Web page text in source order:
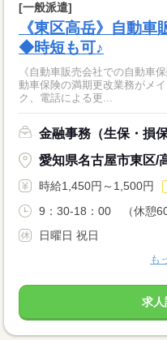
[一般派遣]
《東区高岳》自動
◆時短も可♪
《自動車販売会社での自動車
動車保険の満期更改業務がメ
ク、電話による更...
金融事務（生保・損保
愛知県名古屋市東区/
時給1,450円～1,500円
9：30-18：00 （休憩
日曜日 祝日
も
求人